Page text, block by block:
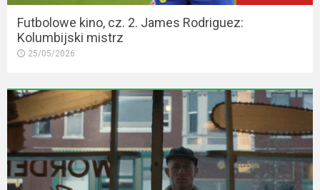
Futbolowe kino, cz. 2. James Rodriguez:
Kolumbijski mistrz
25/05/2026